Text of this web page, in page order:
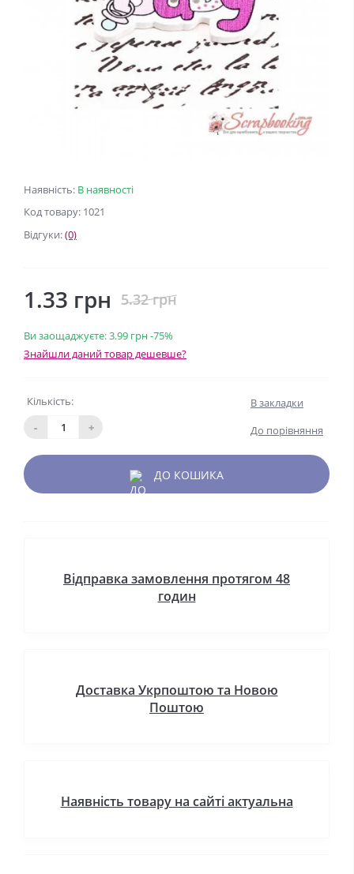
Наявність: В наявності
Код товару: 1021
Відгуки:(0)
1.33 грн 5.32 грн
Ви заощаджуєте:3.99 грн-75%
Знайшли даний товар дешевше?
Кількість:
-
+
В закладки
До порівняння
ДО КОШИКА
Відправка замовлення протягом 48
годин
Доставка Укрпоштою та Новою
Поштою
Наявність товару на сайті актуальна